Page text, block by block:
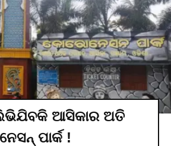
ଆସିକାର ଅତି
ପାର୍କ !